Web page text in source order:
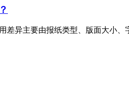
差异主要由报纸类型、版面大小